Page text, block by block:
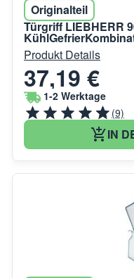
Originalteil
Türgriff LIEBHERR
Produkt Details
37,19 €
1-2 Werktage
(9)
IN